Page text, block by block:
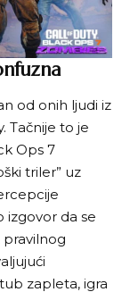
od onih ljudi iz
Tačnije to je
Ops 7
triler” uz
izgovor da se
zapleta, igra